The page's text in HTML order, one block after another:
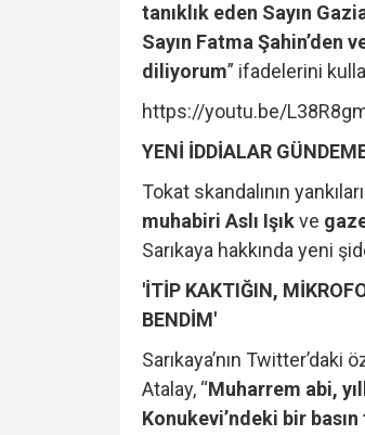
tanıklık eden Sayın
Sayın Fatma Şahin’den
diliyorum” ifadelerini
https://youtu.be/
YENİ İDDİALAR
Tokat skandalının
muhabiri Aslı Işıkve
Sarıkaya hakkında yeni
'İTİP KAKTIĞIN,
BENDİM'
Sarıkaya’nın Twitter’daki
Atalay, “Muharrem abi,
Konukevi’ndeki bir